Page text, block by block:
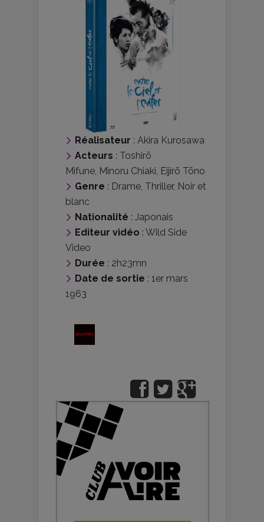
Réalisateur : Akira Kurosawa
Acteurs : Toshirō
Mifune Minoru Chiaki Eijirō Tōno
Genre : Drame Thriller, Noir et
blanc
Nationalité : Japonais
Editeur vidéo : Wild Side
Video
Durée : 2h23mn
Date de sortie : 1er mars
1963